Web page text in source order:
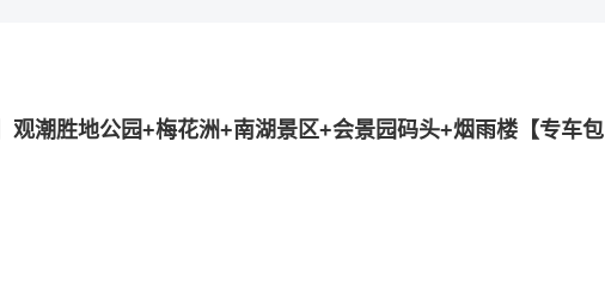
观潮胜地公园+梅花洲+南湖景区+会景园码头+烟雨楼【专车包